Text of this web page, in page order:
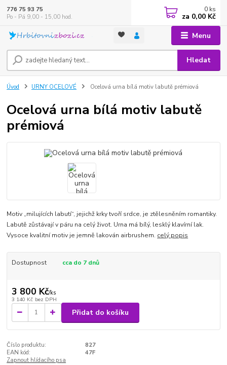
Menu
Hledat
776 75 93 75
Po - Pá 9,00 - 15,00 hod.
0 ks
za 0,00 Kč
Úvod URNY OCELOVÉ Ocelová urna bílá motiv labutě prémiová
Ocelová urna bílá motiv labutě
prémiová
Motiv „milujících labutí“, jejichž krky tvoří srdce, je ztělesněním romantiky.
Labutě zůstávají v páru na celý život. Urna má bílý, lesklý klavírní lak.
Vysoce kvalitní motiv je jemně lakován airbrushem. celý popis
Dostupnost cca do 7 dnů
3 800 Kč/ks
3 140 Kč bez DPH
Přidat do košíku
Číslo produktu:
827
EAN kód:
47F
Zapnout hlídacího psa